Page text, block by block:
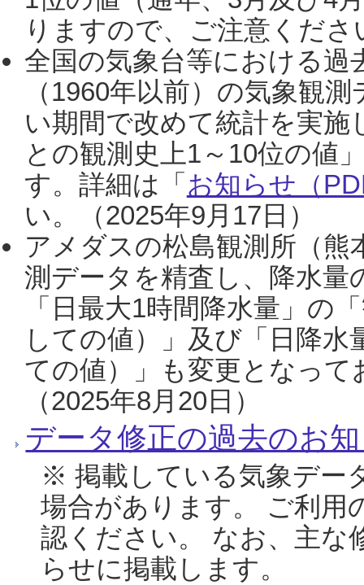
りますので、ご注意くだ
全国の気象台等における過
（1960年以前）の気象観
い期間で改めて統計を実
との観測史上1～10位の値
す。詳細は「 お知らせ（
い。（2025年9月17日）
アメダスの松島観測所（熊
測データを精査し、降水
「日最大1時間降水量」の
しての値）」及び「日降
ての値）」も変更となっ
（2025年8月20日）
データ修正の過去のお
※ 掲載している気象デー
場合があります。 ご利用
認ください。 なお、主な
らせに掲載します。